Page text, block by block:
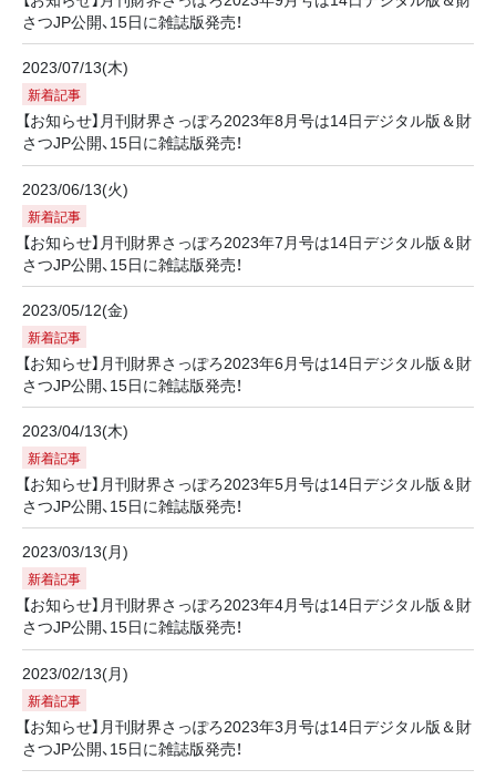
さつJP公開、15日に雑誌版発売！
2023/07/13(木)
新着記事
【お知らせ】月刊財界さっぽろ2023年8月号は14日デジタル版＆財
さつJP公開、15日に雑誌版発売！
2023/06/13(火)
新着記事
【お知らせ】月刊財界さっぽろ2023年7月号は14日デジタル版＆財
さつJP公開、15日に雑誌版発売！
2023/05/12(金)
新着記事
【お知らせ】月刊財界さっぽろ2023年6月号は14日デジタル版＆財
さつJP公開、15日に雑誌版発売！
2023/04/13(木)
新着記事
【お知らせ】月刊財界さっぽろ2023年5月号は14日デジタル版＆財
さつJP公開、15日に雑誌版発売！
2023/03/13(月)
新着記事
【お知らせ】月刊財界さっぽろ2023年4月号は14日デジタル版＆財
さつJP公開、15日に雑誌版発売！
2023/02/13(月)
新着記事
【お知らせ】月刊財界さっぽろ2023年3月号は14日デジタル版＆財
さつJP公開、15日に雑誌版発売！